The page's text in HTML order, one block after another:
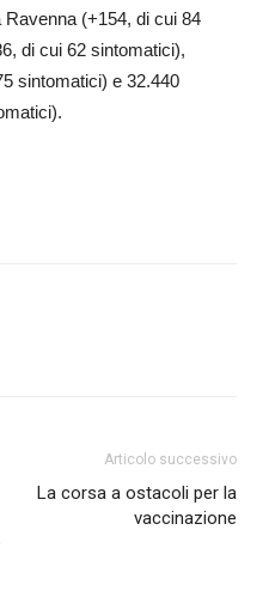
(+154, di cui 84
di cui 62 sintomatici),
sintomatici) e 32.440
Articolo successivo
La corsa a ostacoli per la
vaccinazione